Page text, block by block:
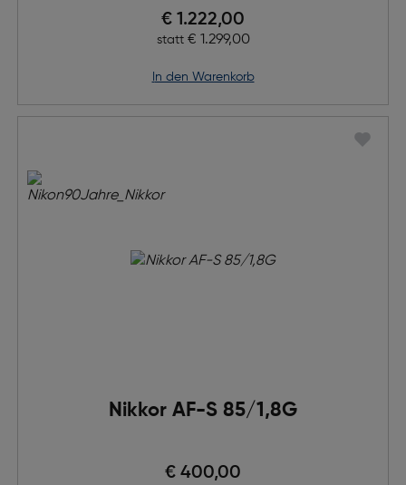
Preis nach Rabatts
€ 1.222,00
statt Ursprünglicher Preis
€ 1.299,00
in den Warenkorb
Nikkor AF-S 85/1,8G
Preis nach Rabatts
€ 400,00